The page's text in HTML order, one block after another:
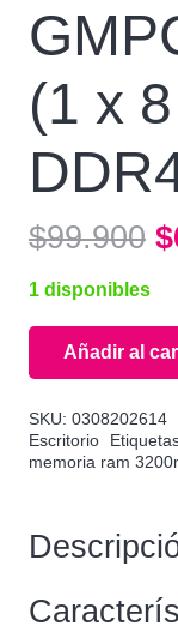
(1 x
$99.900 $
1 disponibles
(1
8
|
Añadir al
SKU: 0308202614
Escritorio
memoria ram